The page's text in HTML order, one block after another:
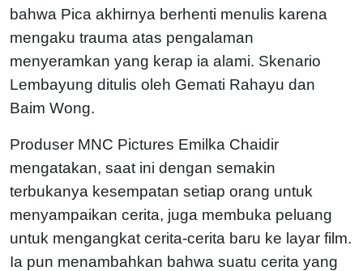
bahwa Pica akhirnya berhenti menulis karena
mengaku trauma atas pengalaman
menyeramkan yang kerap ia alami. Skenario
Lembayung ditulis oleh Gemati Rahayu dan
Baim Wong.
Produser MNC Pictures Emilka Chaidir
mengatakan, saat ini dengan semakin
terbukanya kesempatan setiap orang untuk
menyampaikan cerita, juga membuka peluang
untuk mengangkat cerita-cerita baru ke layar film.
Ia pun menambahkan bahwa suatu cerita yang